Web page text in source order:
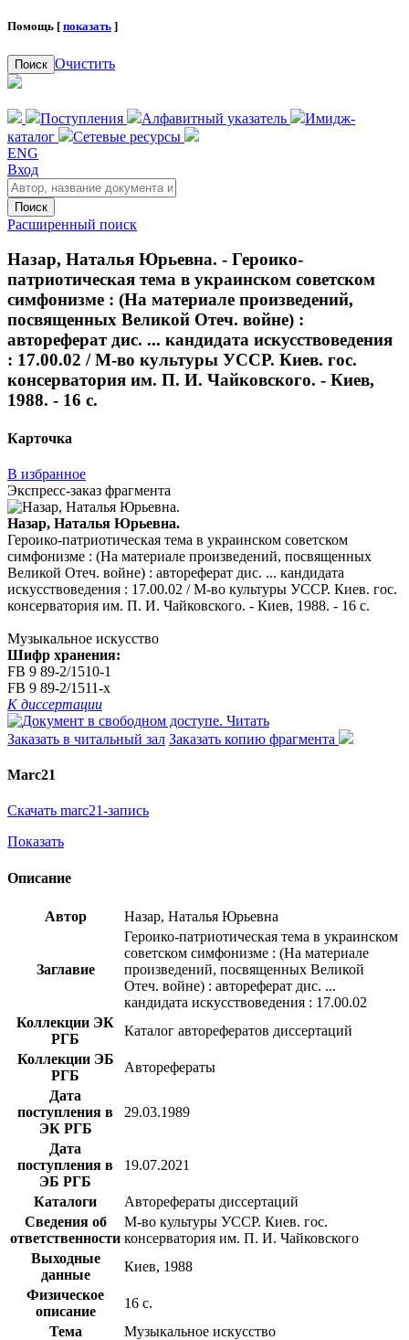
Помощь [ показать ]
Поиск Очистить
Поступления Алфавитный указатель
Имидж-
каталог
Сетевые ресурсы
ENG
Вход
Поиск
Расширенный поиск
Назар, Наталья Юрьевна. - Героико-
патриотическая тема в украинском советском
симфонизме : (На материале произведений,
посвященных Великой Отеч. войне) :
автореферат дис. ... кандидата искусствоведения
: 17.00.02 / М-во культуры УССР. Киев. гос.
консерватория им. П. И. Чайковского. - Киев,
1988. - 16 с.
Карточка
В избранное
Экспресс-заказ фрагмента
Назар, Наталья Юрьевна.
Героико-патриотическая тема в украинском советском
симфонизме : (На материале произведений, посвященных
Великой Отеч. войне) : автореферат дис. ... кандидата
искусствоведения : 17.00.02 / М-во культуры УССР. Киев. гос.
консерватория им. П. И. Чайковского. - Киев, 1988. - 16 с.
Музыкальное искусство
Шифр хранения:
FB 9 89-2/1510-1
FB 9 89-2/1511-x
К диссертации
Читать
Заказать в читальный зал Заказать копию фрагмента
Marc21
Скачать marc21-запись
Показать
Описание
Автор Назар, Наталья Юрьевна
Заглавие
Героико-патриотическая тема в украинском
советском симфонизме : (На материале
произведений, посвященных Великой
Отеч. войне) : автореферат дис. ...
кандидата искусствоведения : 17.00.02
Коллекции ЭК
РГБ
Каталог авторефератов диссертаций
Коллекции ЭБ
РГБ
Авторефераты
Дата
поступления в
ЭК РГБ
29.03.1989
Дата
поступления в
ЭБ РГБ
19.07.2021
Каталоги
Авторефераты диссертаций
Сведения об
ответственности
М-во культуры УССР. Киев. гос.
консерватория им. П. И. Чайковского
Выходные
данные
Киев, 1988
Физическое
описание
16 с.
Тема
Музыкальное искусство